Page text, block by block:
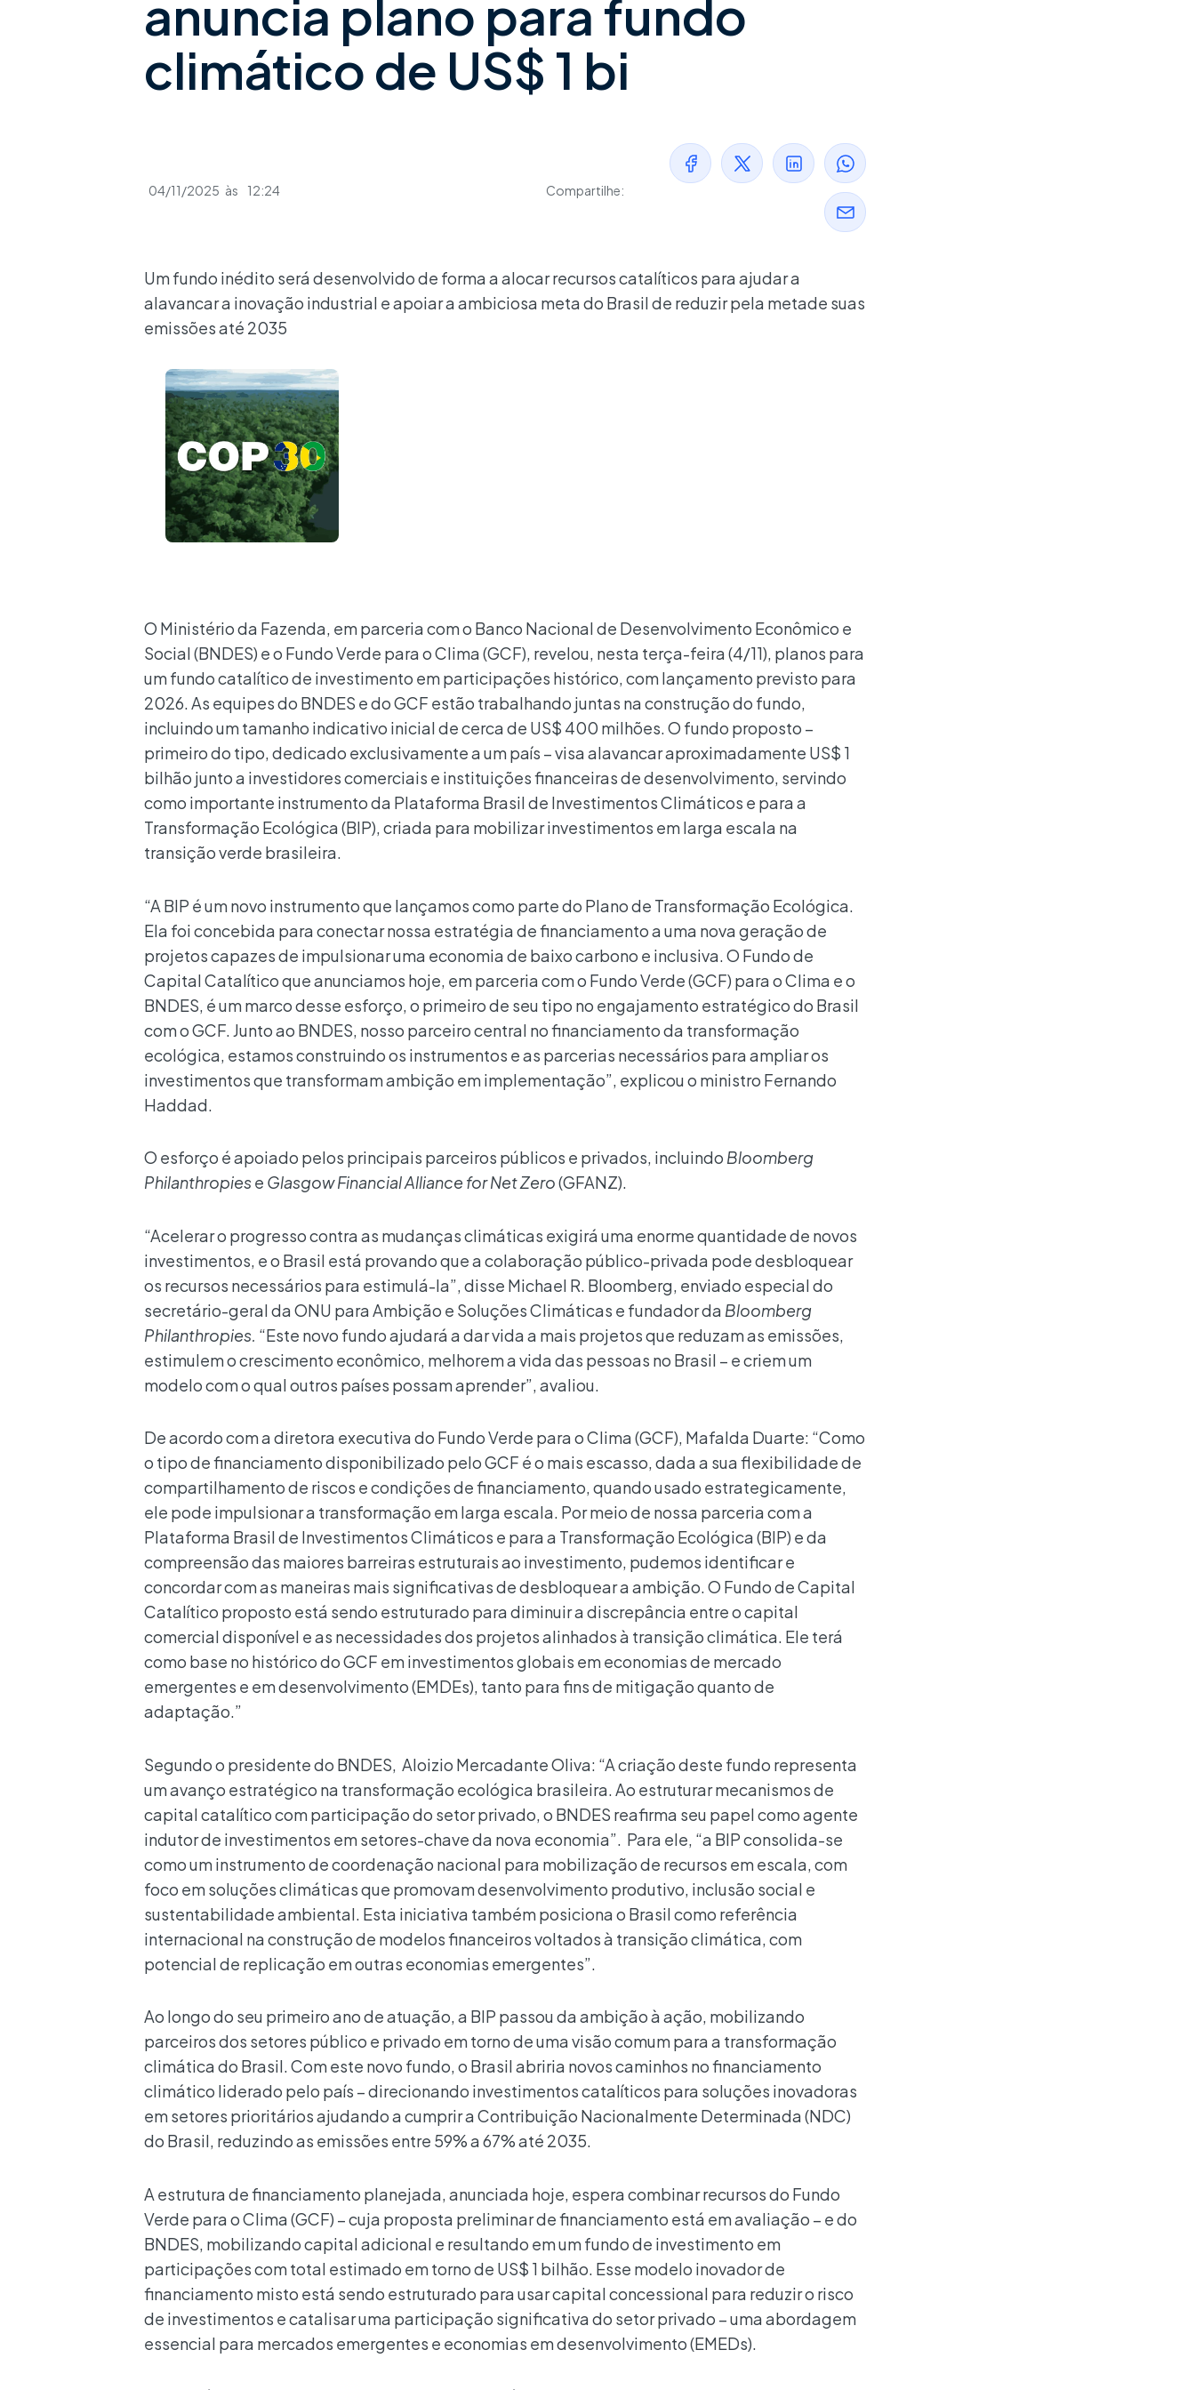
anuncia plano para fundo
climático de US$ 1 bi
04/11/2025 às 12:24 Compartilhe:
Um fundo inédito será desenvolvido de forma a alocar recursos catalíticos para ajudar a
alavancar a inovação industrial e apoiar a ambiciosa meta do Brasil de reduzir pela metade suas
emissões até 2035
O Ministério da Fazenda, em parceria com o Banco Nacional de Desenvolvimento Econômico e
Social (BNDES) e o Fundo Verde para o Clima (GCF), revelou, nesta terça-feira (4/11), planos para
um fundo catalítico de investimento em participações histórico, com lançamento previsto para
2026. As equipes do BNDES e do GCF estão trabalhando juntas na construção do fundo,
incluindo um tamanho indicativo inicial de cerca de US$ 400 milhões. O fundo proposto –
primeiro do tipo, dedicado exclusivamente a um país – visa alavancar aproximadamente US$ 1
bilhão junto a investidores comerciais e instituições financeiras de desenvolvimento, servindo
como importante instrumento da Plataforma Brasil de Investimentos Climáticos e para a
Transformação Ecológica (BIP), criada para mobilizar investimentos em larga escala na
transição verde brasileira.
“A BIP é um novo instrumento que lançamos como parte do Plano de Transformação Ecológica.
Ela foi concebida para conectar nossa estratégia de financiamento a uma nova geração de
projetos capazes de impulsionar uma economia de baixo carbono e inclusiva. O Fundo de
Capital Catalítico que anunciamos hoje, em parceria com o Fundo Verde (GCF) para o Clima e o
BNDES, é um marco desse esforço, o primeiro de seu tipo no engajamento estratégico do Brasil
com o GCF. Junto ao BNDES, nosso parceiro central no financiamento da transformação
ecológica, estamos construindo os instrumentos e as parcerias necessários para ampliar os
investimentos que transformam ambição em implementação”, explicou o ministro Fernando
Haddad.
O esforço é apoiado pelos principais parceiros públicos e privados, incluindo Bloomberg
Philanthropiese Glasgow Financial Alliance for Net Zero(GFANZ).
“Acelerar o progresso contra as mudanças climáticas exigirá uma enorme quantidade de novos
investimentos, e o Brasil está provando que a colaboração público-privada pode desbloquear
os recursos necessários para estimulá-la”, disse Michael R. Bloomberg, enviado especial do
secretário-geral da ONU para Ambição e Soluções Climáticas e fundador da Bloomberg
Philanthropies. “Este novo fundo ajudará a dar vida a mais projetos que reduzam as emissões,
estimulem o crescimento econômico, melhorem a vida das pessoas no Brasil – e criem um
modelo com o qual outros países possam aprender”, avaliou.
De acordo com a diretora executiva do Fundo Verde para o Clima (GCF), Mafalda Duarte: “Como
o tipo de financiamento disponibilizado pelo GCF é o mais escasso, dada a sua flexibilidade de
compartilhamento de riscos e condições de financiamento, quando usado estrategicamente,
ele pode impulsionar a transformação em larga escala. Por meio de nossa parceria com a
Plataforma Brasil de Investimentos Climáticos e para a Transformação Ecológica (BIP) e da
compreensão das maiores barreiras estruturais ao investimento, pudemos identificar e
concordar com as maneiras mais significativas de desbloquear a ambição. O Fundo de Capital
Catalítico proposto está sendo estruturado para diminuir a discrepância entre o capital
comercial disponível e as necessidades dos projetos alinhados à transição climática. Ele terá
como base no histórico do GCF em investimentos globais em economias de mercado
emergentes e em desenvolvimento (EMDEs), tanto para fins de mitigação quanto de
adaptação.”
Segundo o presidente do BNDES, Aloizio Mercadante Oliva: “A criação deste fundo representa
um avanço estratégico na transformação ecológica brasileira. Ao estruturar mecanismos de
capital catalítico com participação do setor privado, o BNDES reafirma seu papel como agente
indutor de investimentos em setores-chave da nova economia”. Para ele, “a BIP consolida-se
como um instrumento de coordenação nacional para mobilização de recursos em escala, com
foco em soluções climáticas que promovam desenvolvimento produtivo, inclusão social e
sustentabilidade ambiental. Esta iniciativa também posiciona o Brasil como referência
internacional na construção de modelos financeiros voltados à transição climática, com
potencial de replicação em outras economias emergentes”.
Ao longo do seu primeiro ano de atuação, a BIP passou da ambição à ação, mobilizando
parceiros dos setores público e privado em torno de uma visão comum para a transformação
climática do Brasil. Com este novo fundo, o Brasil abriria novos caminhos no financiamento
climático liderado pelo país – direcionando investimentos catalíticos para soluções inovadoras
em setores prioritários ajudando a cumprir a Contribuição Nacionalmente Determinada (NDC)
do Brasil, reduzindo as emissões entre 59% a 67% até 2035.
A estrutura de financiamento planejada, anunciada hoje, espera combinar recursos do Fundo
Verde para o Clima (GCF) – cuja proposta preliminar de financiamento está em avaliação – e do
BNDES, mobilizando capital adicional e resultando em um fundo de investimento em
participações com total estimado em torno de US$ 1 bilhão. Esse modelo inovador de
financiamento misto está sendo estruturado para usar capital concessional para reduzir o risco
de investimentos e catalisar uma participação significativa do setor privado – uma abordagem
essencial para mercados emergentes e economias em desenvolvimento (EMEDs).